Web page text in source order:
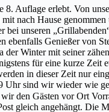
Auflage erlebt. Von
nach Hause
unseren
Genießer von
Winter mit seiner
für eine kurze
in dieser Zeit nur
sind wir wieder wie
den Gästen vor Ort
gleich angehängt. Die